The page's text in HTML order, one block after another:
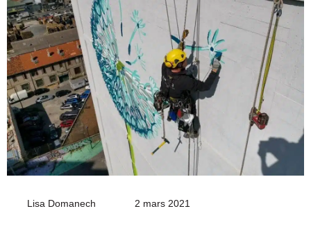
Lisa Domanech
Envoyer2 mars 2021